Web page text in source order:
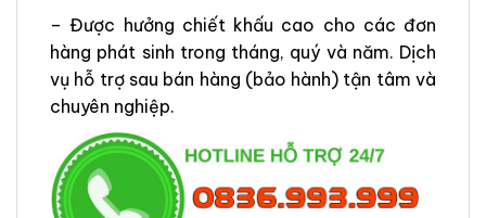
– Được hưởng chiết khấu cao cho các đơn
hàng phát sinh trong tháng, quý và năm. Dịch
vụ hỗ trợ sau bán hàng (bảo hành) tận tâm và
chuyên nghiệp.